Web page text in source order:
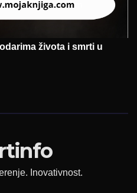
života i smrti u
Inovativnost.